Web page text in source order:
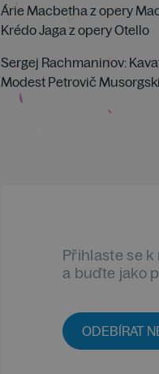
Árie Macbetha z opery
Krédo Jaga z opery Otello
Sergej Rachmaninov:
Modest Petrovič
Přihlaste se
a buďte jako
ODEBÍRAT